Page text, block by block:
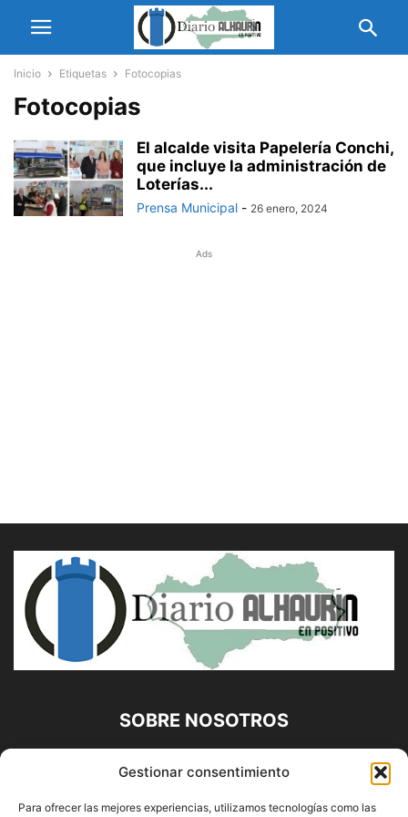
Gestionar consentimiento
Para ofrecer las mejores experiencias, utilizamos tecnologías como las
Inicio Etiquetas Fotocopias
Fotocopias
El alcalde visita Papelería Conchi,
que incluye la administración de
Loterías...
Prensa Municipal - 26 enero, 2024
Ads
SOBRE NOSOTROS
Diario Alhaurín (www.alhaurindelatorre.com) Propiedad de
Francisco E. López López | 639 95 71 95 | Noticias de
Alhaurín de la Torre, Málaga y Provincia|